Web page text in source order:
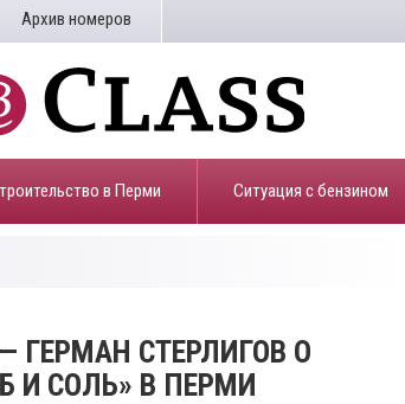
Архив номеров
в Перми ​Ситуация с бензином
ГЕРМАН СТЕРЛИГОВ О
И СОЛЬ» В ПЕРМИ